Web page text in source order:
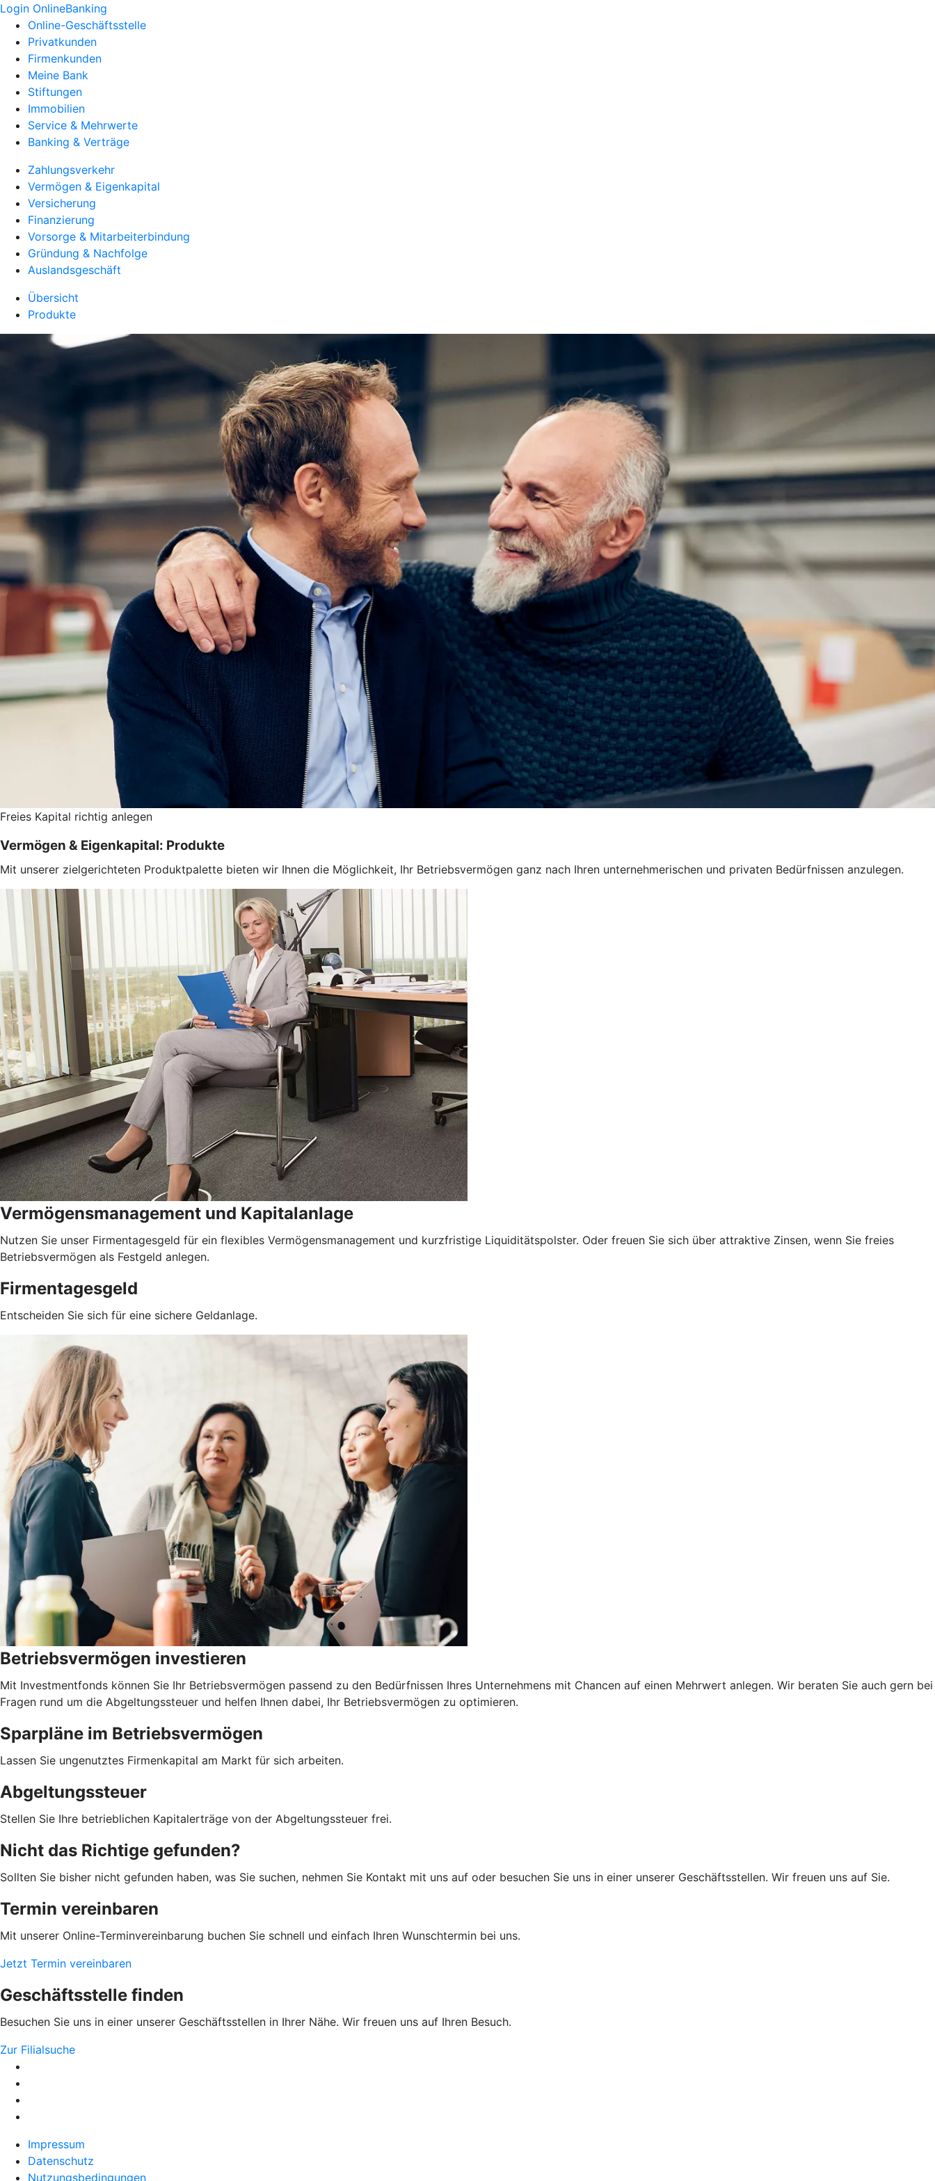
Login OnlineBanking
Online-Geschäftsstelle
Privatkunden
Firmenkunden
Meine Bank
Stiftungen
Immobilien
Service & Mehrwerte
Banking & Verträge
Zahlungsverkehr
Vermögen & Eigenkapital
Versicherung
Finanzierung
Vorsorge & Mitarbeiterbindung
Gründung & Nachfolge
Auslandsgeschäft
Übersicht
Produkte
Freies Kapital richtig anlegen
Vermögen & Eigenkapital: Produkte
Mit unserer zielgerichteten Produktpalette bieten wir Ihnen die Möglichkeit, Ihr Betriebsvermögen ganz nach Ihren unternehmerischen und privaten Bedürfnissen anzulegen.
Vermögensmanagement und Kapitalanlage
Nutzen Sie unser Firmentagesgeld für ein flexibles Vermögensmanagement und kurzfristige Liquiditätspolster. Oder freuen Sie sich über attraktive Zinsen, wenn Sie freies
Betriebsvermögen als Festgeld anlegen.
Firmentagesgeld
Entscheiden Sie sich für eine sichere Geldanlage.
Betriebsvermögen investieren
Mit Investmentfonds können Sie Ihr Betriebsvermögen passend zu den Bedürfnissen Ihres Unternehmens mit Chancen auf einen Mehrwert anlegen. Wir beraten Sie auch gern bei
Fragen rund um die Abgeltungssteuer und helfen Ihnen dabei, Ihr Betriebsvermögen zu optimieren.
Sparpläne im Betriebsvermögen
Lassen Sie ungenutztes Firmenkapital am Markt für sich arbeiten.
Abgeltungssteuer
Stellen Sie Ihre betrieblichen Kapitalerträge von der Abgeltungssteuer frei.
Nicht das Richtige gefunden?
Sollten Sie bisher nicht gefunden haben, was Sie suchen, nehmen Sie Kontakt mit uns auf oder besuchen Sie uns in einer unserer Geschäftsstellen. Wir freuen uns auf Sie.
Termin vereinbaren
Mit unserer Online-Terminvereinbarung buchen Sie schnell und einfach Ihren Wunschtermin bei uns.
Jetzt Termin vereinbaren
Geschäftsstelle finden
Besuchen Sie uns in einer unserer Geschäftsstellen in Ihrer Nähe. Wir freuen uns auf Ihren Besuch.
Zur Filialsuche
Impressum
Datenschutz
Nutzungsbedingungen